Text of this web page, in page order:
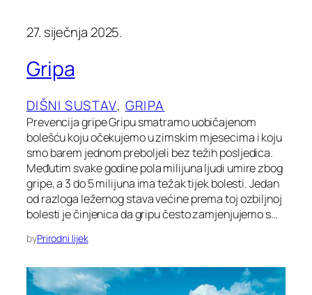
27. siječnja 2025.
Gripa
DIŠNI SUSTAV, GRIPA
Prevencija gripe Gripu smatramo uobičajenom
bolešću koju očekujemo u zimskim mjesecima i koju
smo barem jednom preboljeli bez težih posljedica.
Međutim svake godine pola milijuna ljudi umire zbog
gripe, a 3 do 5 milijuna ima težak tijek bolesti. Jedan
od razloga ležernog stava većine prema toj ozbiljnoj
bolesti je činjenica da gripu često zamjenjujemo s…
byPrirodni lijek